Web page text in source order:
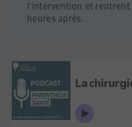
l’intervention et rentrent
heures après.